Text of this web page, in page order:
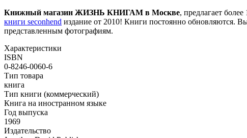
Книжный магазин ЖИЗНЬ КНИГАМ в Москве, предлагает
книги seconhend издание от 2010! Книги постоянно обновляются.
представленным фотографиям.
Характеристики
ISBN
0-8246-0060-6
Тип товара
книга
Тип книги (коммерческий)
Книга на иностранном языке
Год выпуска
1969
Издательство